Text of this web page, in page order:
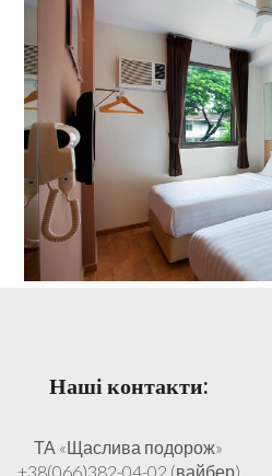
Наші контакти:
ТА «Щаслива подорож»
+38(066)382-04-02 (вайбер)